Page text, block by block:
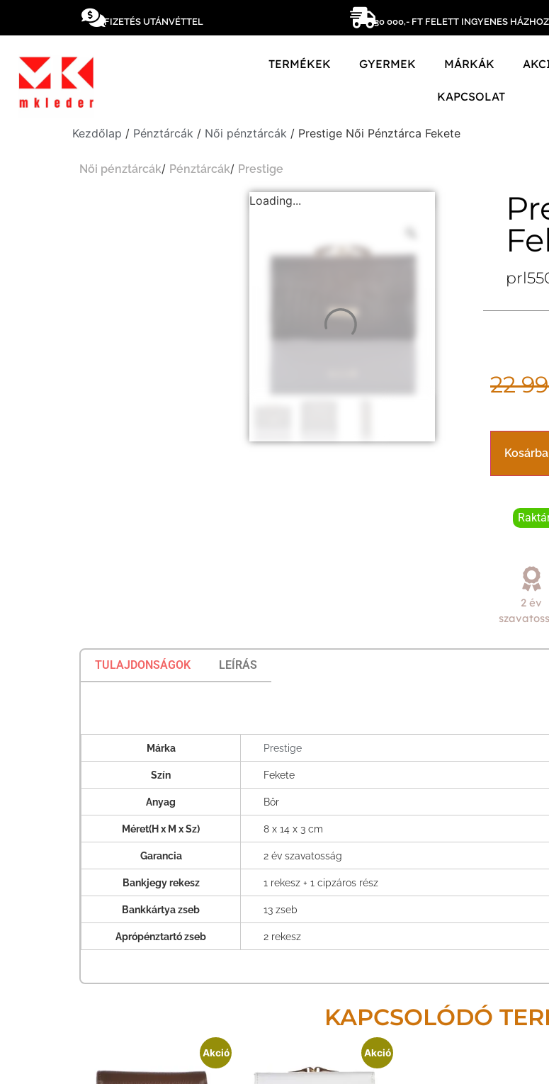
FIZETÉS UTÁNVÉTTEL 30 000,- FT FELETT INGYENES
TERMÉKEK GYERMEK MÁRKÁK
KAPCSOLAT
Kezdőlap / Pénztárcák / Női pénztárcák / Prestige Női Pénztárca Fekete
Női pénztárcák/ Pénztárcák/ Prestige
Loading...
22
2 év
TULAJDONSÁGOK LEÍRÁS
Márka Prestige
Szín Fekete
Anyag Bőr
Méret(H x M x Sz) 8 x 14 x 3 cm
Garancia 2 év szavatosság
Bankjegy rekesz 1 rekesz + 1 cipzáros rész
Bankkártya zseb 13 zseb
Aprópénztartó zseb 2 rekesz
KAPCSOLÓDÓ
Akció Akció